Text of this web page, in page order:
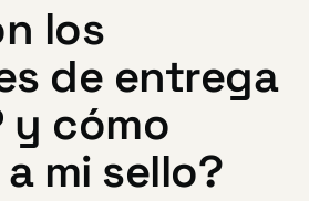
los
de entrega
y cómo
mi sello?